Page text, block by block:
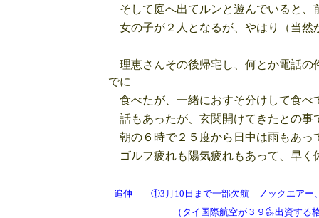
そして庭へ出てルンと遊んでいると、
女の子が２人となるが、やはり（当然
理恵さんその後帰宅し、何とか電話
でに
食べたが、一緒におすそ分けして食べ
話もあったが、玄関開けてきたとの
朝の６時で２５度から日中は雨もあっ
ゴルフ疲れも陽気疲れもあって、早
追伸 ①3月10日まで一部欠航 ノックエアー
（タイ国際航空が３９㌫出資する格